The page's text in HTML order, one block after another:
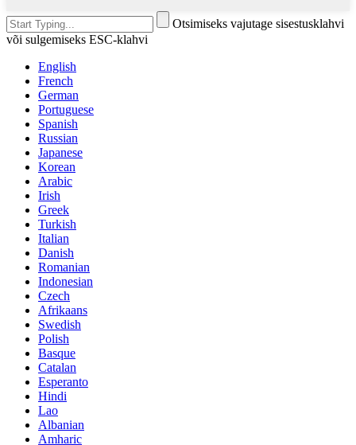
Otsimiseks vajutage sisestusklahvi
või sulgemiseks ESC-klahvi
English
French
German
Portuguese
Spanish
Russian
Japanese
Korean
Arabic
Irish
Greek
Turkish
Italian
Danish
Romanian
Indonesian
Czech
Afrikaans
Swedish
Polish
Basque
Catalan
Esperanto
Hindi
Lao
Albanian
Amharic